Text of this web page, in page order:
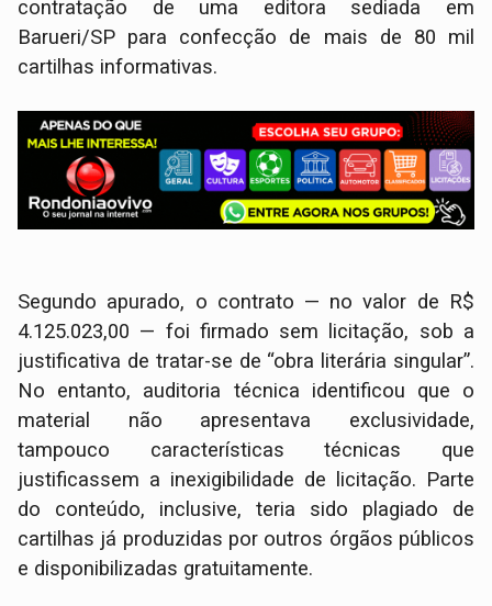
contratação de uma editora sediada em
Barueri/SP para confecção de mais de 80 mil
cartilhas informativas.
Segundo apurado, o contrato — no valor de R$
4.125.023,00 — foi firmado sem licitação, sob a
justificativa de tratar-se de “obra literária singular”.
No entanto, auditoria técnica identificou que o
material não apresentava exclusividade,
tampouco características técnicas que
justificassem a inexigibilidade de licitação. Parte
do conteúdo, inclusive, teria sido plagiado de
cartilhas já produzidas por outros órgãos públicos
e disponibilizadas gratuitamente.